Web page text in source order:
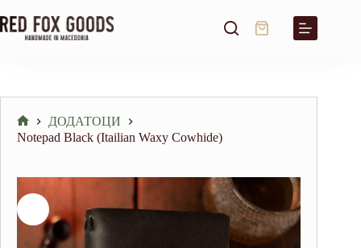
to
content
Shopping
Home
ДОДАТОЦИ
Notepad Black (Itailian Waxy Cowhide)